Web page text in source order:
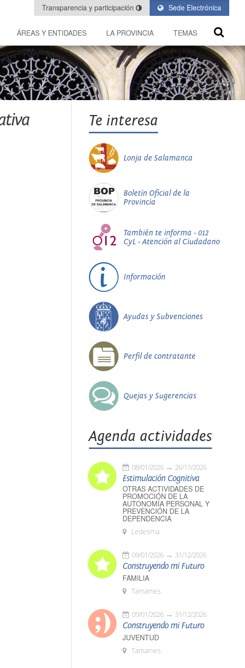
Sede Electrónica
Transparencia y participación
ÁREAS Y ENTIDADES LA PROVINCIA TEMAS
Te interesa
Lonja de Salamanca
Boletín Oficial de la
Provincia
También te informa - 012
CyL - Atención al Ciudadano
Información
Ayudas y Subvenciones
Perfil de contratante
Quejas y Sugerencias
Agenda actividades
08/01/2026 26/11/2026
Estimulación Cognitiva
OTRAS ACTIVIDADES DE
PROMOCIÓN DE LA
AUTONOMÍA PERSONAL Y
PREVENCIÓN DE LA
DEPENDENCIA
Ledesma
09/01/2026 31/12/2026
Construyendo mi Futuro
FAMILIA
Tamames
09/01/2026 31/12/2026
Construyendo mi Futuro
JUVENTUD
Tamames